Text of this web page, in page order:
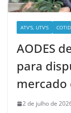
ATV'S, UTV'S
AODES
para
mercado
2 de julho de